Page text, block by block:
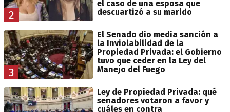
2
el caso de una esposa que
descuartizó a su marido
3
El Senado dio media sanción a
la Inviolabilidad de la
Propiedad Privada: el Gobierno
tuvo que ceder en la Ley del
Manejo del Fuego
Ley de Propiedad Privada: qué
senadores votaron a favor y
cuáles en contra